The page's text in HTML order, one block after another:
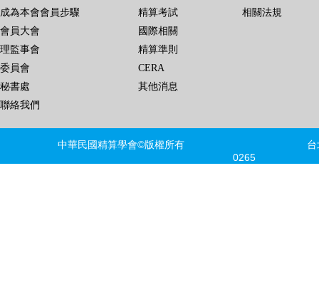
成為本會會員步驟
會員大會
理監事會
委員會
秘書處
聯絡我們
精算考試
國際相關
精算準則
CERA
其他消息
相關法規
中華民國精算學會©版權所有 台北
0265